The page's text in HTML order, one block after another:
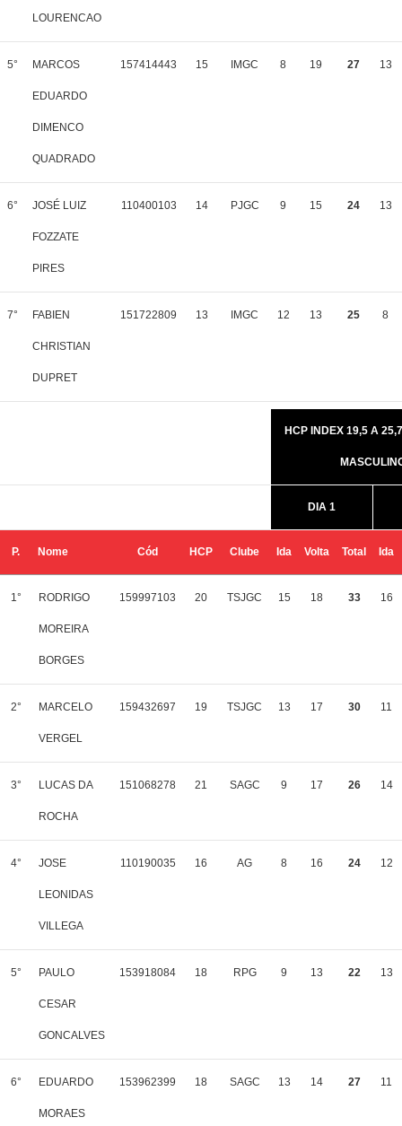
LOURENCAO
5° MARCOS
EDUARDO
DIMENCO
QUADRADO
157414443 15 IMGC 8 19 27 13
6° JOSÉ LUIZ
FOZZATE
PIRES
110400103 14 PJGC 9 15 24 13
7° FABIEN
CHRISTIAN
DUPRET
151722809 13 IMGC 12 13 25 8
HCP INDEX 19,5 A
DIA 1
P. Nome Cód HCP Clube Ida Volta Total Ida
1° RODRIGO
MOREIRA
BORGES
159997103 20 TSJGC 15 18 33 16
2° MARCELO
VERGEL
159432697 19 TSJGC 13 17 30 11
3° LUCAS DA
ROCHA
151068278 21 SAGC 9 17 26 14
4° JOSE
LEONIDAS
VILLEGA
110190035 16 AG 8 16 24 12
5° PAULO
CESAR
GONCALVES
153918084 18 RPG 9 13 22 13
6° EDUARDO
MORAES
153962399 18 SAGC 13 14 27 11